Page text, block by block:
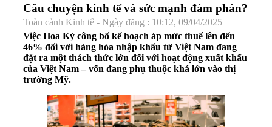
Câu chuyện kinh tế và sức mạnh đàm phán?
Toàn cảnh Kinh tế - Ngày đăng : 10:12, 09/04/2025
Việc Hoa Kỳ công bố kế hoạch áp mức thuế lên đến
46% đối với hàng hóa nhập khẩu từ Việt Nam đang
đặt ra một thách thức lớn đối với hoạt động xuất khẩu
của Việt Nam – vốn đang phụ thuộc khá lớn vào thị
trường Mỹ.